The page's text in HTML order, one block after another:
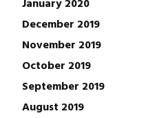
December 2019
November 2019
October 2019
September 2019
August 2019